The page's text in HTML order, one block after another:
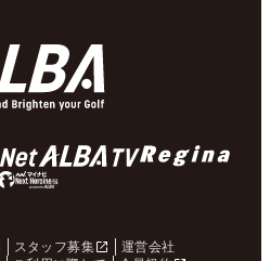
スタッフ募集
運営会社